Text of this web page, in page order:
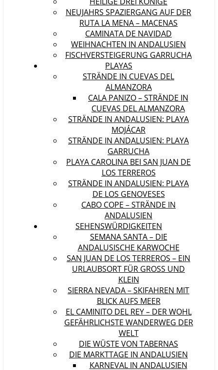
NEUJAHRS SPAZIERGANG AUF DER
RUTA LA MENA – MACENAS
CAMINATA DE NAVIDAD
WEIHNACHTEN IN ANDALUSIEN
FISCHVERSTEIGERUNG GARRUCHA
PLAYAS
STRÄNDE IN CUEVAS DEL
ALMANZORA
CALA PANIZO – STRÄNDE IN
CUEVAS DEL ALMANZORA
STRÄNDE IN ANDALUSIEN: PLAYA
MOJÁCAR
STRÄNDE IN ANDALUSIEN: PLAYA
GARRUCHA
PLAYA CAROLINA BEI SAN JUAN DE
LOS TERREROS
STRÄNDE IN ANDALUSIEN: PLAYA
DE LOS GENOVESES
CABO COPE – STRÄNDE IN
ANDALUSIEN
SEHENSWÜRDIGKEITEN
SEMANA SANTA – DIE
ANDALUSISCHE KARWOCHE
SAN JUAN DE LOS TERREROS – EIN
URLAUBSORT FÜR GROSS UND K
LEIN
SIERRA NEVADA – SKIFAHREN MIT
BLICK AUFS MEER
EL CAMINITO DEL REY – DER WOHL
GEFÄHRLICHSTE WANDERWEG DER
WELT
DIE WÜSTE VON TABERNAS
DIE MARKTTAGE IN ANDALUSIEN
KARNEVAL IN ANDALUSIEN